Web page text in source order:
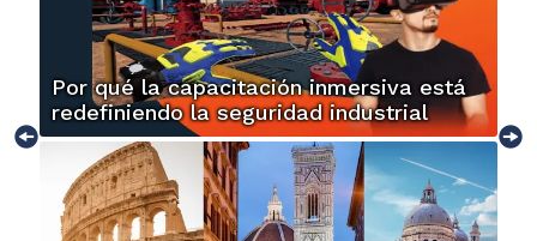
Por qué la capacitación inmersiva está
redefiniendo la seguridad industrial